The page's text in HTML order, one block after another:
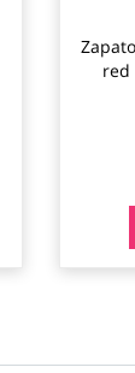
red